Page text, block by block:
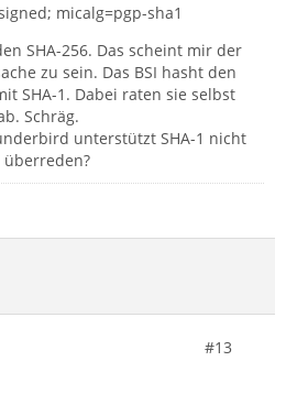
micalg=pgp-sha1
SHA-256. Das scheint mir der
zu sein. Das BSI hasht den
SHA-1. Dabei raten sie selbst
Schräg.
unterstützt SHA-1 nicht
überreden?
#13